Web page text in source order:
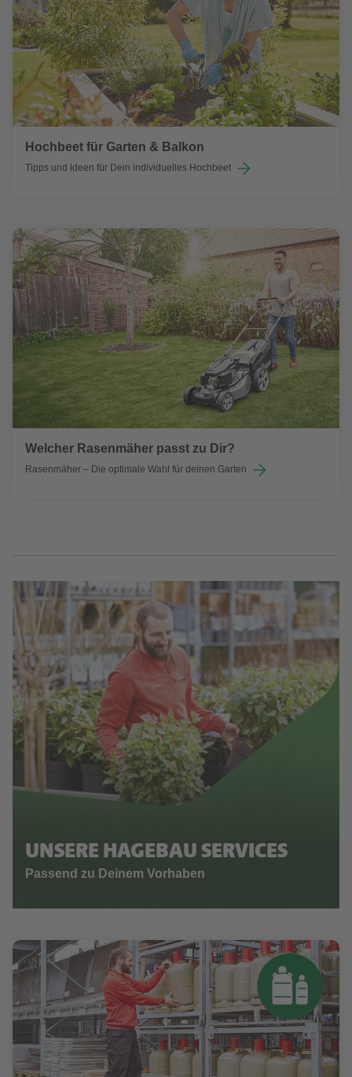
Hochbeet für Garten & Balkon
Tipps und Ideen für Dein individuelles Hochbeet
Welcher Rasenmäher passt zu Dir?
Rasenmäher – Die optimale Wahl für deinen Garten
UNSERE HAGEBAU SERVICES
Passend zu Deinem Vorhaben